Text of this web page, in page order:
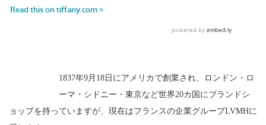
1837年9月18日にアメリカで創業され、ロンドン・ロ
ーマ・シドニー・東京など世界20カ国にブランドシ
ョップを持っていますが、現在はフランスの企業グループLVMHに